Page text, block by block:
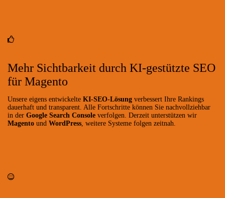
Mehr Sichtbarkeit durch KI-gestützte SEO
für Magento
Unsere eigens entwickelte KI-SEO-Lösung verbessert Ihre Rankings
dauerhaft und transparent. Alle Fortschritte können Sie nachvollziehbar
in der Google Search Console verfolgen. Derzeit unterstützen wir
Magento und WordPress , weitere Systeme folgen zeitnah.